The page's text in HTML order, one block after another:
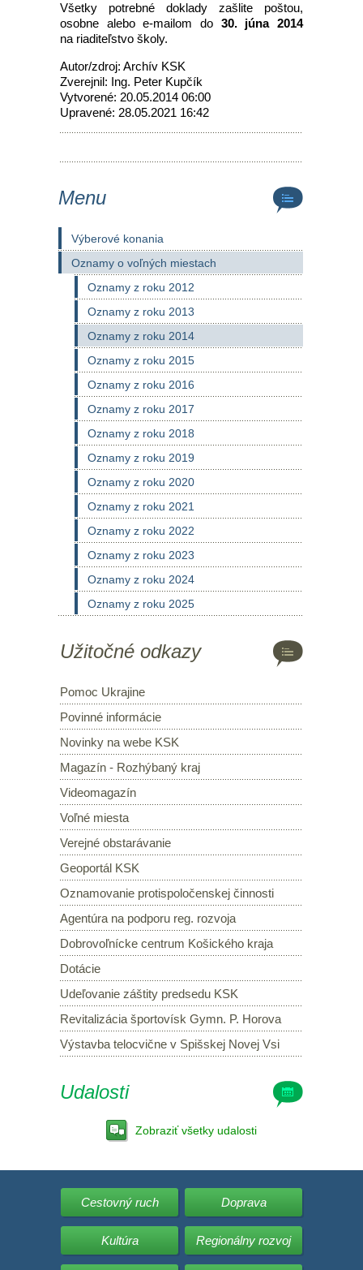
Všetky potrebné doklady zašlite poštou,
osobne alebo e-mailom do 30. júna 2014
na riaditeľstvo školy.
Autor/zdroj: Archív KSK
Zverejnil: Ing. Peter Kupčík
Vytvorené: 20.05.2014 06:00
Upravené: 28.05.2021 16:42
Menu
Výberové konania
Oznamy o voľných miestach
Oznamy z roku 2012
Oznamy z roku 2013
Oznamy z roku 2014
Oznamy z roku 2015
Oznamy z roku 2016
Oznamy z roku 2017
Oznamy z roku 2018
Oznamy z roku 2019
Oznamy z roku 2020
Oznamy z roku 2021
Oznamy z roku 2022
Oznamy z roku 2023
Oznamy z roku 2024
Oznamy z roku 2025
Užitočné odkazy
Pomoc Ukrajine
Povinné informácie
Novinky na webe KSK
Magazín - Rozhýbaný kraj
Videomagazín
Voľné miesta
Verejné obstarávanie
Geoportál KSK
Oznamovanie protispoločenskej činnosti
Agentúra na podporu reg. rozvoja
Dobrovoľnícke centrum Košického kraja
Dotácie
Udeľovanie záštity predsedu KSK
Revitalizácia športovísk Gymn. P. Horova
Výstavba telocvične v Spišskej Novej Vsi
Udalosti
Zobraziť všetky udalosti
Cestovný ruch Doprava
Kultúra Regionálny rozvoj